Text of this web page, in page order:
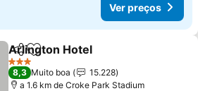
Ver preços
PartilharAdicionar aos favoritos
Arlington Hotel
3 Estrelas
8,3 Muito boa
15.228
a 1.6 km de Croke Park Stadium